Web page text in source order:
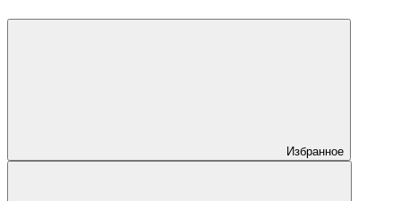
Избранное